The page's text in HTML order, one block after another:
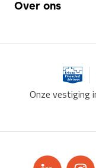
Over ons
Onze vestiging